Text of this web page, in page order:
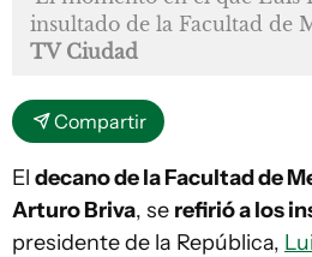
insultado de la Facultad de
TV Ciudad
Compartir
El decano de la Facultad de
Arturo Briva, se refirió a los
presidente de la República,